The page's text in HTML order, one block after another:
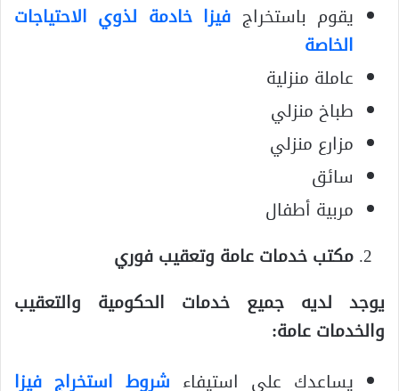
يقوم باستخراج فيزا خادمة لذوي الاحتياجات
الخاصة
عاملة منزلية
طباخ منزلي
مزارع منزلي
سائق
مربية أطفال
مكتب خدمات عامة وتعقيب فوري
يوجد لديه جميع خدمات الحكومية والتعقيب
والخدمات عامة:
يساعدك على استيفاء شروط استخراج فيزا